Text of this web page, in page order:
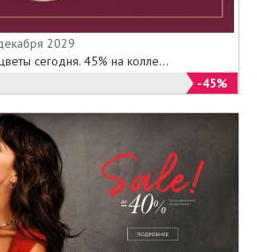
2029
сегодня. 45% на колле...
-45%